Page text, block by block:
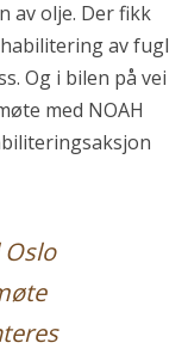
av olje. Der fikk
av fugl
Og i bilen på vei
med NOAH